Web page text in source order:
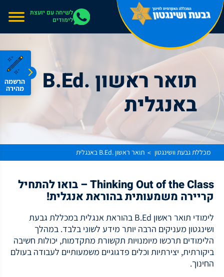
אתר בהרצה
הרשמה
מהירה
לשיחה עם יועצת
לימודים
מכללת גבעת וושינגטון > תואר ראשון .B.Ed באנגלית
תואר ראשון .B.Ed
באנגלית
Thinking Out of the Class – בואו להתחיל
קריירה משמעותית בהוראת אנגלית!
לימודי תואר ראשון B.Ed בהוראת אנגלית במכללת גבעת
ושינגטון מעניקים הרבה יותר מידע לשוני בלבד. במהלך
הלימודים תרכשו מיומנויות תקשורת מתקדמות, יכולות חשיבה
ביקורתית, יצירתיות וכלים פדגוגיים משמעותיים לעבודה בעולם
החינוך.